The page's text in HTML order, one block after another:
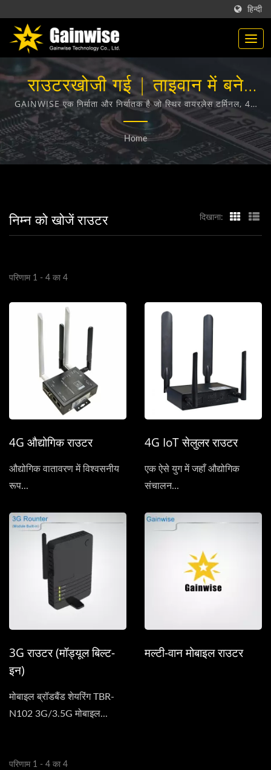
हिन्दी
राउटरखोजी गई | ताइवान में बने
टेलीकम्यूनिकेशन उत्पाद निर्माता |
Gainwise Technology Co.,
Ltd.
GAINWISE एक निर्माता और निर्यातक है जो स्थिर वायरलेस टर्मिनल, 4G
दरवाजा इंटरकॉम, 4G गेट ओपनर और 4G स्मोक डिटेक्टर के डिजाइन,
विकास और निर्माण में विशेषज्ञता रखता है।
Home
निम्न को खोजें राउटर दिखाना:
परिणाम 1 - 4 का 4
4G औद्योगिक राउटर
औद्योगिक वातावरण में विश्वसनीय
रूप...
4G IoT सेलुलर राउटर
एक ऐसे युग में जहाँ औद्योगिक
संचालन...
3G राउटर (मॉड्यूल बिल्ट-
इन)
मोबाइल ब्रॉडबैंड शेयरिंग TBR-
N102 3G/3.5G मोबाइल...
मल्टी-वान मोबाइल राउटर
परिणाम 1 - 4 का 4